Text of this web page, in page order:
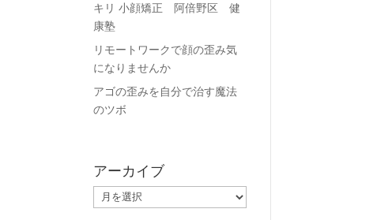
キリ 小顔矯正 阿倍野区 健
康塾
リモートワークで顔の歪み気
になりませんか
アゴの歪みを自分で治す魔法
のツボ
アーカイブ
ア
ー